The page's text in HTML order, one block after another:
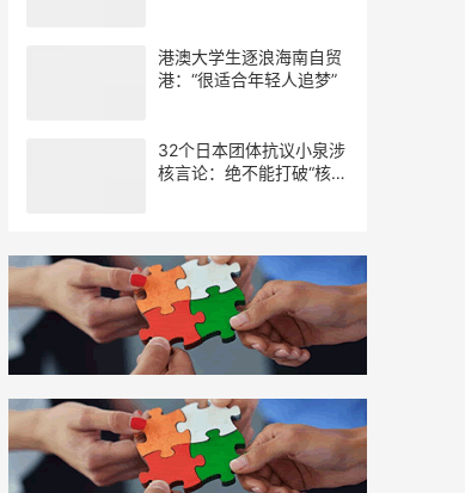
港澳大学生逐浪海南自贸
港：“很适合年轻人追梦”
32个日本团体抗议小泉涉
核言论：绝不能打破“核武